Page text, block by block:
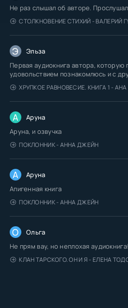
Не раз слышал об авторе.
СТОЛКНОВЕНИЕ СТИХИЙ - ВАЛЕРИЙ
Э Эльза
Первая аудиокнига автора, которую
удовольствием познакомлюсь и с
ХРУПКОЕ РАВНОВЕСИЕ. КНИГА 1 -
А Аруна
Аруна, и озвучка
ПОКЛОННИК - АННА ДЖЕЙН
А Аруна
Апигенная книга
ПОКЛОННИК - АННА ДЖЕЙН
О Ольга
Не прям вау, но неплохая аудиокнига!
КЛАН ТАРСКОГО. ОН И Я - ЕЛЕНА